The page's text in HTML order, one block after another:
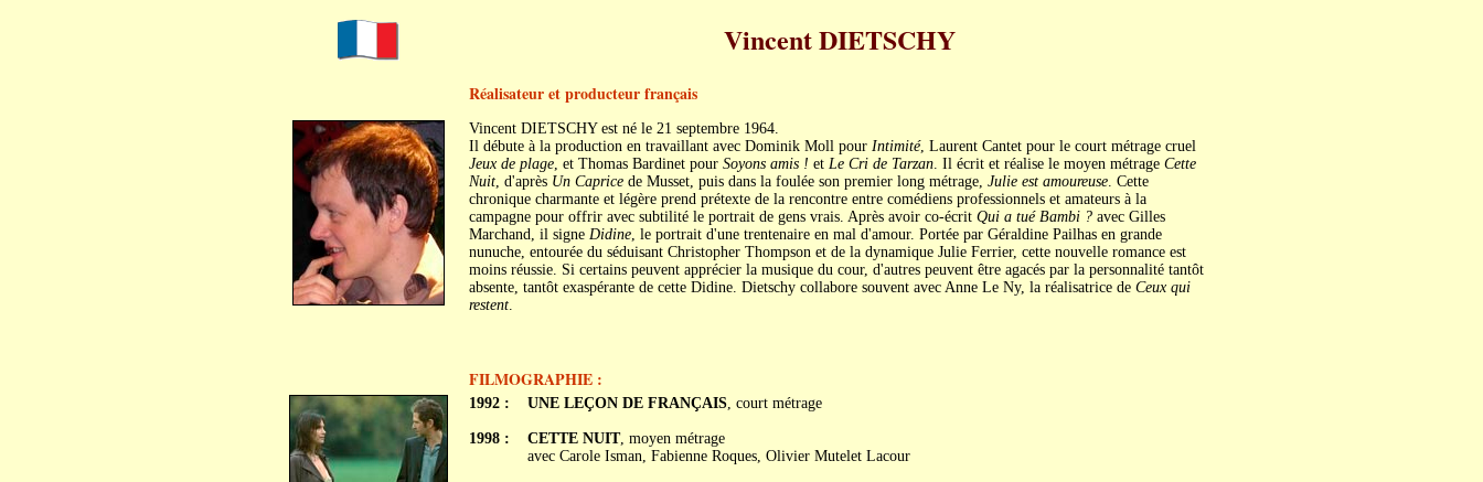
Vincent DIETSCHY
Réalisateur et producteur français
Vincent DIETSCHY est né le 21 septembre 1964.
Il débute à la production en travaillant avec Dominik Moll pour Intimité, Laurent Cantet pour le court métrage cruel
Jeux de plage, et Thomas Bardinet pour Soyons amis ! et Le Cri de Tarzan. Il écrit et réalise le moyen métrage Cette
Nuit, d'après Un Capricede Musset, puis dans la foulée son premier long métrage, Julie est amoureuse. Cette
chronique charmante et légère prend prétexte de la rencontre entre comédiens professionnels et amateurs à la
campagne pour offrir avec subtilité le portrait de gens vrais. Après avoir co-écrit Qui a tué Bambi ?avec Gilles
Marchand, il signe Didine, le portrait d'une trentenaire en mal d'amour. Portée par Géraldine Pailhas en grande
nunuche, entourée du séduisant Christopher Thompson et de la dynamique Julie Ferrier, cette nouvelle romance est
moins réussie. Si certains peuvent apprécier la musique du cour, d'autres peuvent être agacés par la personnalité tantôt
absente, tantôt exaspérante de cette Didine. Dietschy collabore souvent avec Anne Le Ny, la réalisatrice de Ceux qui
restent.
FILMOGRAPHIE :
1992 :
1998 :
UNE LEÇON DE FRANÇAIS, court métrage
CETTE NUIT, moyen métrage
avec Carole Isman, Fabienne Roques, Olivier Mutelet Lacour